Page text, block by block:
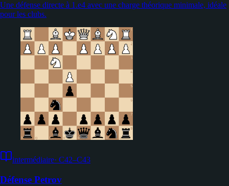
Une défense directe à 1.e4 avec une charge théorique minimale, idéale
pour les clubs.
intermédiaire· C42–C43
Défense Petrov